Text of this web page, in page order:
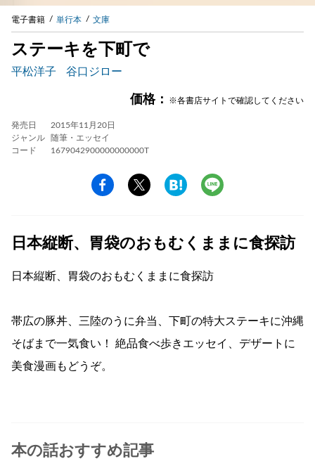
電子書籍 単行本 文庫
ステーキを下町で
平松洋子 谷口ジロー
価格： ※各書店サイトで確認してください
発売日
2015年11月20日
ジャンル
随筆・エッセイ
コード
1679042900000000000T
日本縦断、胃袋のおもむくままに食探訪
日本縦断、胃袋のおもむくままに食探訪
帯広の豚丼、三陸のうに弁当、下町の特大ステーキに沖縄
そばまで一気食い！ 絶品食べ歩きエッセイ、デザートに
美食漫画もどうぞ。
本の話おすすめ記事